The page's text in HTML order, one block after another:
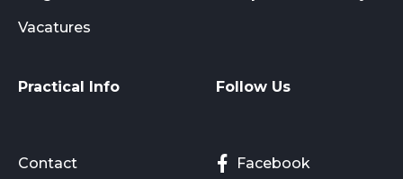
Vacatures
Practical Info
Contact
Follow Us
Facebook